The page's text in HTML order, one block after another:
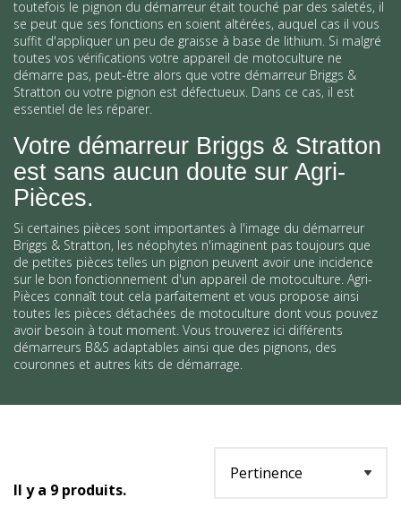
toutefois le pignon du démarreur était touché par des saletés, il
se peut que ses fonctions en soient altérées, auquel cas il vous
suffit d'appliquer un peu de graisse à base de lithium. Si malgré
toutes vos vérifications votre appareil de motoculture ne
démarre pas, peut-être alors que votre démarreur Briggs &
Stratton ou votre pignon est défectueux. Dans ce cas, il est
essentiel de les réparer.
Votre démarreur Briggs & Stratton
est sans aucun doute sur Agri-
Pièces.
Si certaines pièces sont importantes à l'image du démarreur
Briggs & Stratton, les néophytes n'imaginent pas toujours que
de petites pièces telles un pignon peuvent avoir une incidence
sur le bon fonctionnement d'un appareil de motoculture. Agri-
Pièces connaît tout cela parfaitement et vous propose ainsi
toutes les pièces détachées de motoculture dont vous pouvez
avoir besoin à tout moment. Vous trouverez ici différents
démarreurs B&S adaptables ainsi que des pignons, des
couronnes et autres kits de démarrage.
Il y a 9 produits.